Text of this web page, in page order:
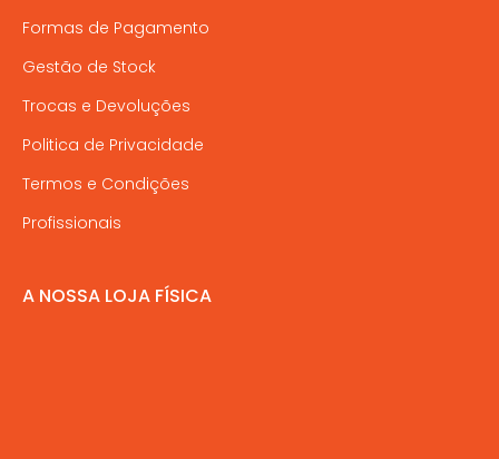
Formas de Pagamento
Gestão de Stock
Trocas e Devoluções
Politica de Privacidade
Termos e Condições
Profissionais
A NOSSA LOJA FÍSICA